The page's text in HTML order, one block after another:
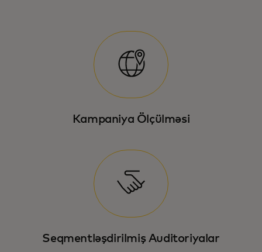
Kampaniya Ölçülməsi
Seqmentləşdirilmiş Auditoriyalar